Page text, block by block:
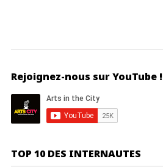
Rejoignez-nous sur YouTube !
TOP 10 DES INTERNAUTES